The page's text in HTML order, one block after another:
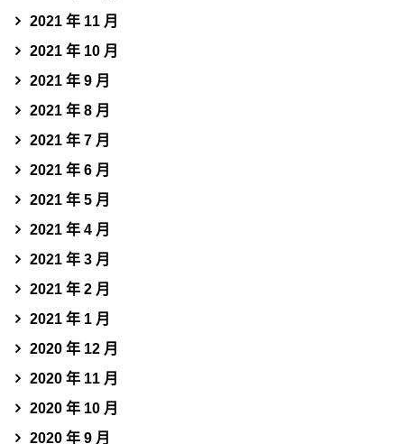
2021 年 11 月
2021 年 10 月
2021 年 9 月
2021 年 8 月
2021 年 7 月
2021 年 6 月
2021 年 5 月
2021 年 4 月
2021 年 3 月
2021 年 2 月
2021 年 1 月
2020 年 12 月
2020 年 11 月
2020 年 10 月
2020 年 9 月